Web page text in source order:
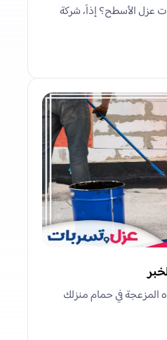
الأسطح؟ إذاً، شركة
المزعجة في حمام منزلك